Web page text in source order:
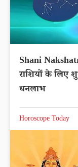
Shani
राशियों के लिए
धनलाभ
Horoscope Today